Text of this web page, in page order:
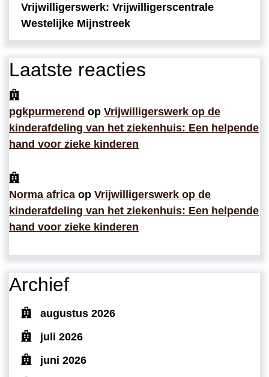
Vrijwilligerswerk: Vrijwilligerscentrale
Westelijke Mijnstreek
Laatste reacties
pgkpurmerend op Vrijwilligerswerk op de
kinderafdeling van het ziekenhuis: Een helpende
hand voor zieke kinderen
Norma africa op Vrijwilligerswerk op de
kinderafdeling van het ziekenhuis: Een helpende
hand voor zieke kinderen
Archief
augustus 2026
juli 2026
juni 2026